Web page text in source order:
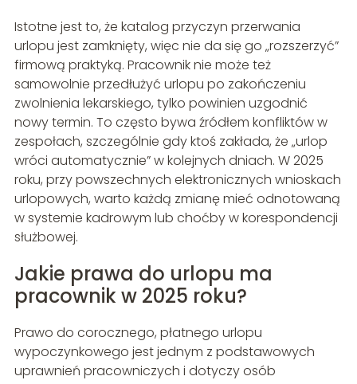
Istotne jest to, że katalog przyczyn przerwania
urlopu jest zamknięty, więc nie da się go „rozszerzyć”
firmową praktyką. Pracownik nie może też
samowolnie przedłużyć urlopu po zakończeniu
zwolnienia lekarskiego, tylko powinien uzgodnić
nowy termin. To często bywa źródłem konfliktów w
zespołach, szczególnie gdy ktoś zakłada, że „urlop
wróci automatycznie” w kolejnych dniach. W 2025
roku, przy powszechnych elektronicznych wnioskach
urlopowych, warto każdą zmianę mieć odnotowaną
w systemie kadrowym lub choćby w korespondencji
służbowej.
Jakie prawa do urlopu ma
pracownik w 2025 roku?
Prawo do corocznego, płatnego urlopu
wypoczynkowego jest jednym z podstawowych
uprawnień pracowniczych i dotyczy osób